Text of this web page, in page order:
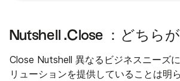
Nutshell .Close ：どちら
Close Nutshell 異なるビジネスニーズ
リューションを提供していることは明